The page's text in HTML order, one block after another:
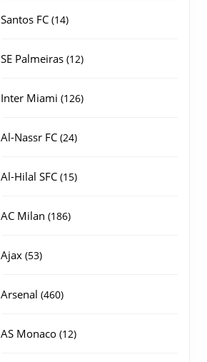
Santos FC 1414
SE Palmeiras 1212
Inter Miami 126126
Al-Nassr FC 2424
Al-Hilal SFC 1515
AC Milan 186186
Ajax 5353
Arsenal 460460
AS Monaco 1212